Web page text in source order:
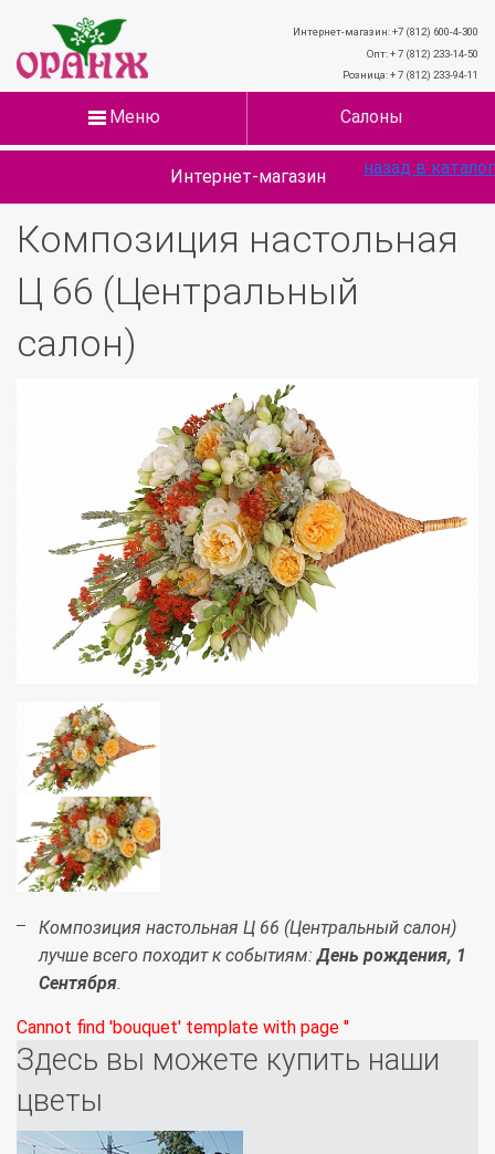
Интернет-магазин: +7 (812) 600-4-300
Опт: + 7 (812) 233-14-50
Розница: + 7 (812) 233-94-11
Меню Салоны
Интернет-магазин
Композиция настольная
Ц 66 (Центральный
салон)
назад в каталог
Композиция настольная Ц 66 (Центральный салон)
лучше всего походит к событиям:День рождения, 1
Сентября.
Cannot find 'bouquet' template with page ''
Здесь вы можете купить наши
цветы